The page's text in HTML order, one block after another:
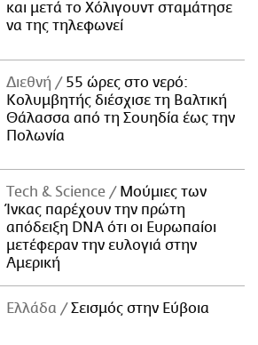
και μετά το Χόλιγουντ σταμάτησε
να της τηλεφωνεί
Διεθνή
55 ώρες στο νερό:
Κολυμβητής διέσχισε τη Βαλτική
Θάλασσα από τη Σουηδία έως την
Πολωνία
Τech & Science
Μούμιες των
Ίνκας παρέχουν την πρώτη
απόδειξη DNA ότι οι Ευρωπαίοι
μετέφεραν την ευλογιά στην
Αμερική
Ελλάδα Σεισμός στην Εύβοια